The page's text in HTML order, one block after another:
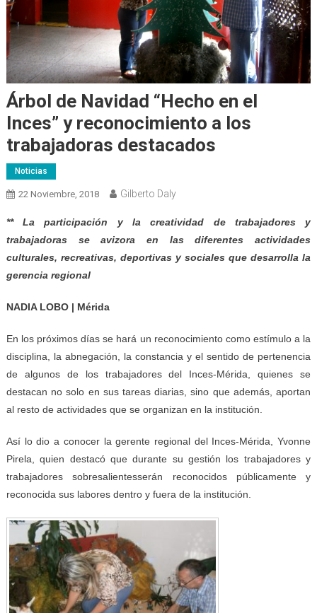
Árbol de Navidad “Hecho en el
Inces” y reconocimiento a los
trabajadoras destacados
Noticias
22 Noviembre, 2018 Gilberto Daly
** La participación y la creatividad de trabajadores y
trabajadoras se avizora en las diferentes actividades
culturales, recreativas, deportivas y sociales que desarrolla la
gerencia regional
NADIA LOBO | Mérida
En los próximos días se hará un reconocimiento como estímulo a la
disciplina, la abnegación, la constancia y el sentido de pertenencia
de algunos de los trabajadores del Inces-Mérida, quienes se
destacan no solo en sus tareas diarias, sino que además, aportan
al resto de actividades que se organizan en la institución.
Así lo dio a conocer la gerente regional del Inces-Mérida, Yvonne
Pirela, quien destacó que durante su gestión los trabajadores y
trabajadores sobresalientesserán reconocidos públicamente y
reconocida sus labores dentro y fuera de la institución.